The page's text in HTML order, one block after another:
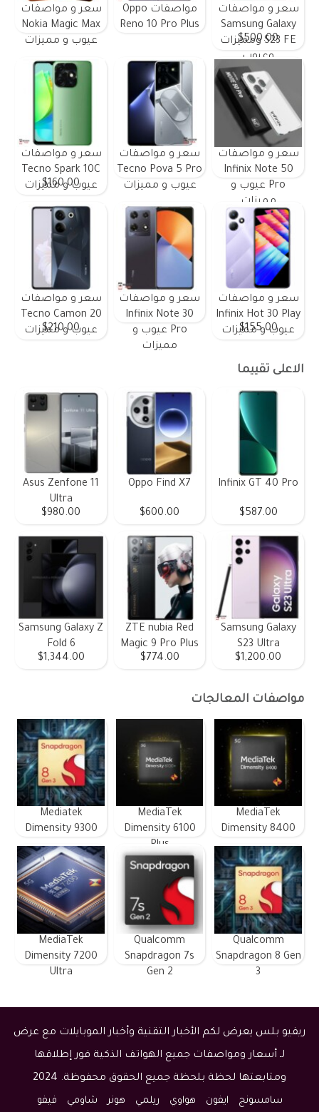
سعر و مواصفات
Samsung Galaxy
S23 FE ومميزات
وعيوب
$500.00
مواصفات Oppo
Reno 10 Pro Plus
سعر و مواصفات
Nokia Magic Max
عيوب و مميزات
سعر و مواصفات
Infinix Note 50
Pro عيوب و
مميزات
سعر و مواصفات
Tecno Pova 5 Pro
عيوب و مميزات
سعر و مواصفات
Tecno Spark 10C
عيوب و مميزات
$160.00
سعر و مواصفات
Infinix Hot 30 Play
عيوب و مميزات
$155.00
سعر و مواصفات
Infinix Note 30
Pro عيوب و
مميزات
سعر و مواصفات
Tecno Camon 20
عيوب و مميزات
$210.00
الاعلى تقييما
Infinix GT 40 Pro
$587.00
Oppo Find X7
$600.00
Asus Zenfone 11
Ultra
$980.00
Samsung Galaxy
S23 Ultra
$1,200.00
ZTE nubia Red
Magic 9 Pro Plus
$774.00
Samsung Galaxy Z
Fold 6
$1,344.00
مواصفات المعالجات
MediaTek
Dimensity 8400
MediaTek
Dimensity 6100
Plus
Mediatek
Dimensity 9300
Qualcomm
Snapdragon 8 Gen
3
Qualcomm
Snapdragon 7s
Gen 2
MediaTek
Dimensity 7200
Ultra
ريفيو بلس يعرض لكم الأخبار التقنية وأخبار الموبايلات مع عرض
لـ أسعار ومواصفات جميع الهواتف الذكية فور إطلاقها
ومتابعتها لحظة بلحظة جميع الحقوق محفوظة. 2024
سامسونج ايفون هواوي ريلمي هونر شاومي فيفو